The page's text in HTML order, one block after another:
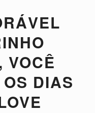
VOCÊ
DIAS